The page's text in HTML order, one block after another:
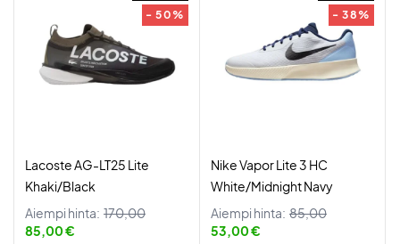
- 50%
Lacoste AG-LT25 Lite
Khaki/Black
Aiempi hinta: 170,00
85,00 €
- 38%
Nike Vapor Lite 3 HC
White/Midnight Navy
Aiempi hinta: 85,00
53,00 €